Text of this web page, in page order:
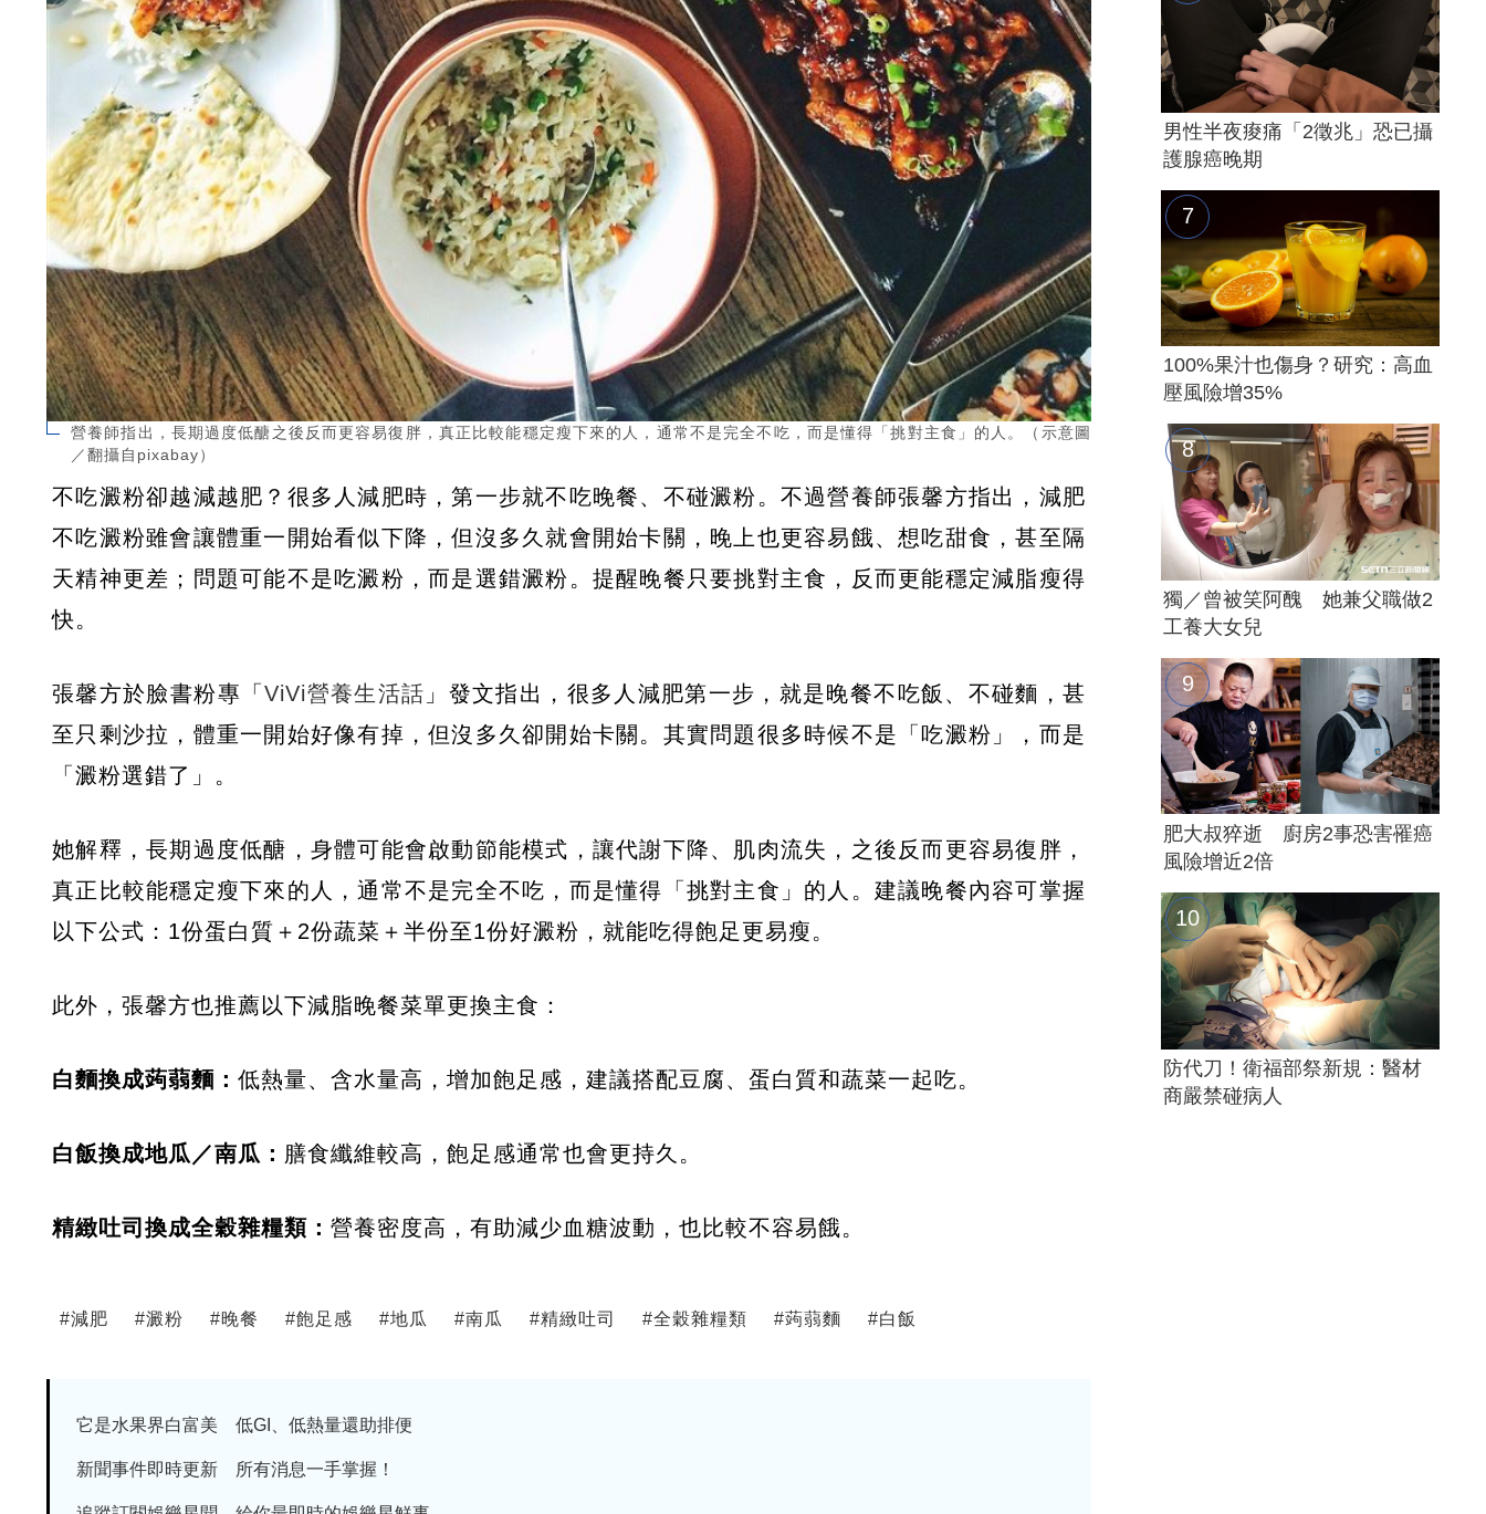
營養師指出，長期過度低醣之後反而更容易復胖，真正比較能穩定瘦下來的人，通常不是完全不吃，而是懂得「挑對主食」的人。（示意圖
／翻攝自pixabay）
不吃澱粉卻越減越肥？很多人減肥時，第一步就不吃晚餐、不碰澱粉。不過營養師張馨方指出，減肥
不吃澱粉雖會讓體重一開始看似下降，但沒多久就會開始卡關，晚上也更容易餓、想吃甜食，甚至隔
天精神更差；問題可能不是吃澱粉，而是選錯澱粉。提醒晚餐只要挑對主食，反而更能穩定減脂瘦得
快。
張馨方於臉書粉專「ViVi營養生活話 」發文指出，很多人減肥第一步，就是晚餐不吃飯、不碰麵，甚
至只剩沙拉，體重一開始好像有掉，但沒多久卻開始卡關。其實問題很多時候不是「吃澱粉」，而是
「澱粉選錯了」。
她解釋，長期過度低醣，身體可能會啟動節能模式，讓代謝下降、肌肉流失，之後反而更容易復胖，
真正比較能穩定瘦下來的人，通常不是完全不吃，而是懂得「挑對主食」的人。建議晚餐內容可掌握
以下公式：1份蛋白質＋2份蔬菜＋半份至1份好澱粉，就能吃得飽足更易瘦。
此外，張馨方也推薦以下減脂晚餐菜單更換主食：
白麵換成蒟蒻麵： 低熱量、含水量高，增加飽足感，建議搭配豆腐、蛋白質和蔬菜一起吃。
白飯換成地瓜／南瓜： 膳食纖維較高，飽足感通常也會更持久。
精緻吐司換成全穀雜糧類： 營養密度高，有助減少血糖波動，也比較不容易餓。
#減肥 #澱粉 #晚餐 #飽足感 #地瓜 #南瓜 #精緻吐司 #全穀雜糧類 #蒟蒻麵 #白飯
它是水果界白富美 低GI、低熱量還助排便
新聞事件即時更新 所有消息一手掌握！
男性半夜痠痛「2徵兆」恐已攝
護腺癌晚期
100%果汁也傷身？研究：高血
壓風險增35%
獨／曾被笑阿醜 她兼父職做2
工養大女兒
肥大叔猝逝 廚房2事恐害罹癌
風險增近2倍
防代刀！衛福部祭新規：醫材
商嚴禁碰病人